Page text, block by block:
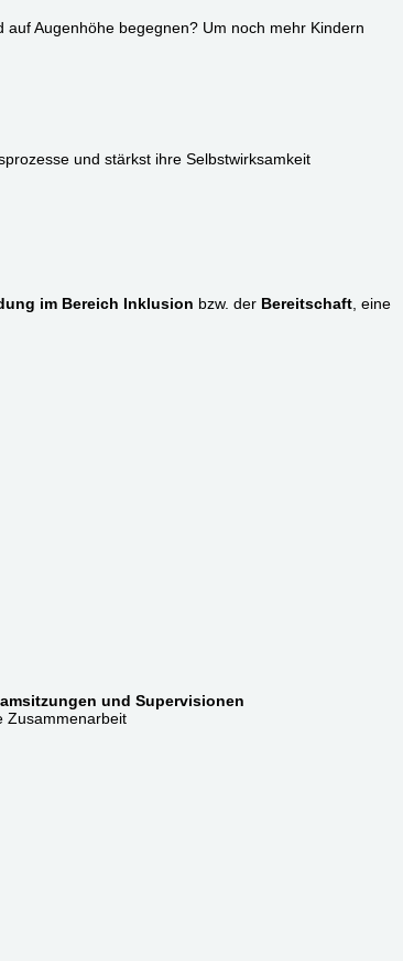
Augenhöhe begegnen? Um noch mehr Kindern
und stärkst ihre Selbstwirksamkeit
im Bereich Inklusion bzw. der Bereitschaft, eine
und Supervisionen
Zusammenarbeit